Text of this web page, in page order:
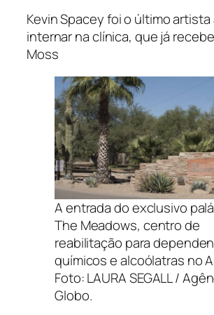
Kevin Spacey foi o último artista
internar na clínica, que já
Moss
A entrada do exclusivo
The Meadows, centro de
reabilitação para
químicos e alcoólatras no
Foto: LAURA SEGALL /
Globo.